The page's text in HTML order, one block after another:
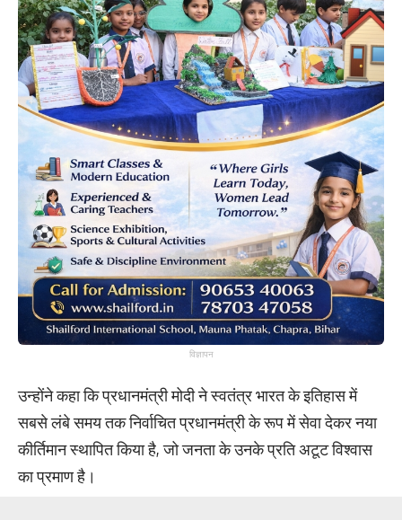
विज्ञापन
उन्होंने कहा कि प्रधानमंत्री मोदी ने स्वतंत्र भारत के इतिहास में
सबसे लंबे समय तक निर्वाचित प्रधानमंत्री के रूप में सेवा देकर नया
कीर्तिमान स्थापित किया है, जो जनता के उनके प्रति अटूट विश्वास
का प्रमाण है।